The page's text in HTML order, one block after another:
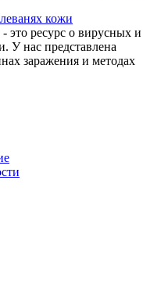
кожи
это ресурс о вирусных и
У нас представлена
заражения и методах